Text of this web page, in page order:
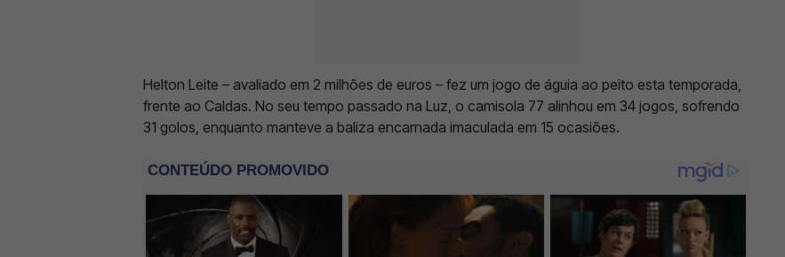
Helton Leite – avaliado em 2 milhões de euros – fez um jogo de águia ao peito esta temporada,
frente ao Caldas. No seu tempo passado na Luz, o camisola 77 alinhou em 34 jogos, sofrendo
31 golos, enquanto manteve a baliza encarnada imaculada em 15 ocasiões.